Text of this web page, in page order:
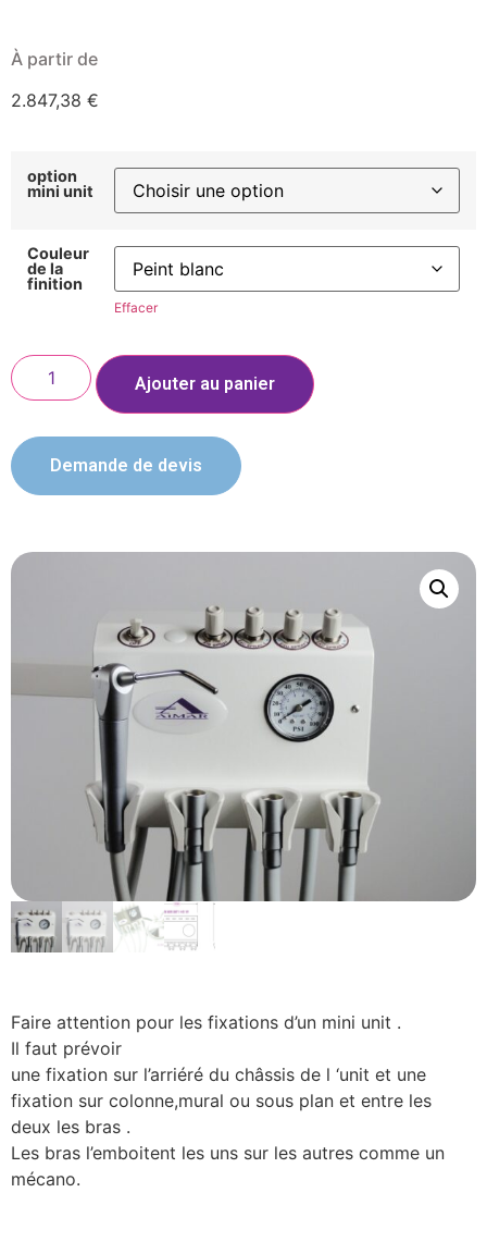
Faire attention pour les fixations d’un mini unit .
Il faut prévoir
une fixation sur l’arriéré du châssis de l ‘unit et une
fixation sur colonne,mural ou sous plan et entre les
deux les bras .
Les bras l’emboitent les uns sur les autres comme un
mécano.
À partir de
2.847,38 €
option
mini unit
Couleur
de la
finition
Effacer
Ajouter au panier
Demande de devis